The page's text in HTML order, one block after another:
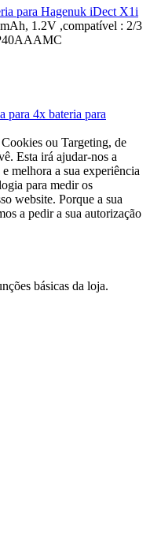
para Hagenuk iDect X1i
1.2V ,compatível : 2/3
para 4x bateria para
ou Targeting, de
Esta irá ajudar-nos a
melhora a sua experiência
para medir os
website. Porque a sua
a pedir a sua autorização
básicas da loja.